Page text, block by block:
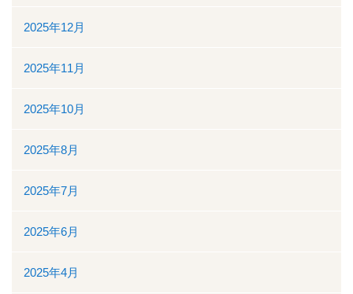
放射線科部
リハビリテーション課
訪問看護ステーション・居宅介護支援事業所
医事課
臨床工学課
2025年12月
2025年11月
2025年10月
2025年8月
2025年7月
2025年6月
2025年4月